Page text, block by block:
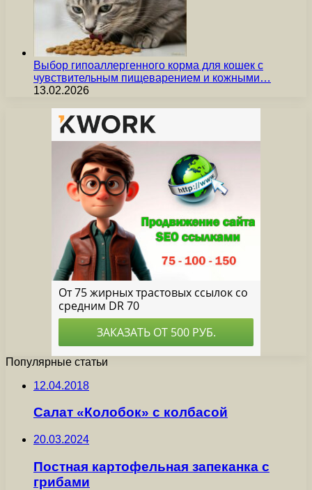
Выбор гипоаллергенного корма для кошек с
чувствительным пищеварением и кожными…
13.02.2026
Популярные статьи
12.04.2018
Салат «Колобок» с колбасой
20.03.2024
Постная картофельная запеканка с
грибами